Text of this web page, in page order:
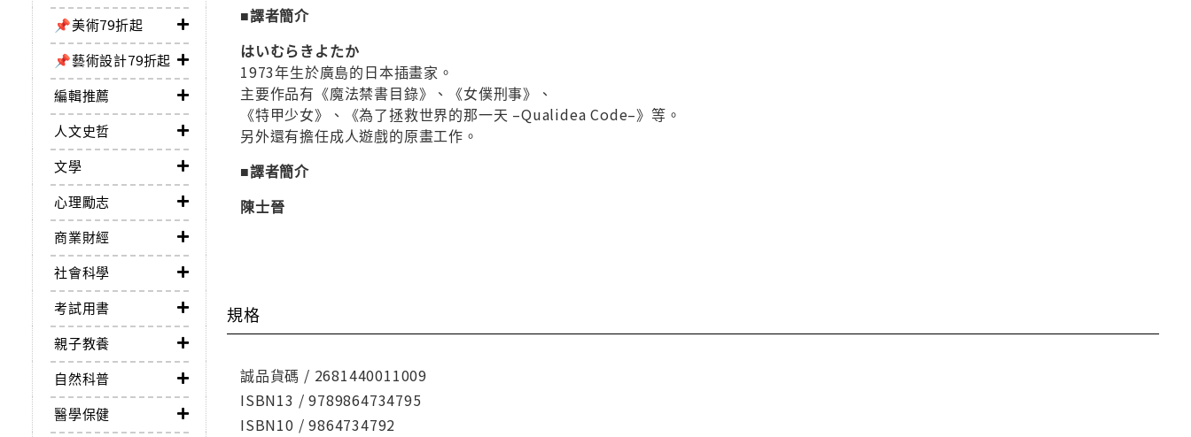
📌美術79折起
📌藝術設計79折起
編輯推薦
人文史哲
文學
心理勵志
商業財經
社會科學
考試用書
親子教養
自然科普
醫學保健
■譯者簡介
はいむらきよたか
1973年生於廣島的日本插畫家。
主要作品有《魔法禁書目錄》、《女僕刑事》、
《特甲少女》、《為了拯救世界的那一天 –Qualidea Code–》等。
另外還有擔任成人遊戲的原畫工作。
■譯者簡介
陳士晉
規格
誠品貨碼 / 2681440011009
ISBN13 / 9789864734795
ISBN10 / 9864734792